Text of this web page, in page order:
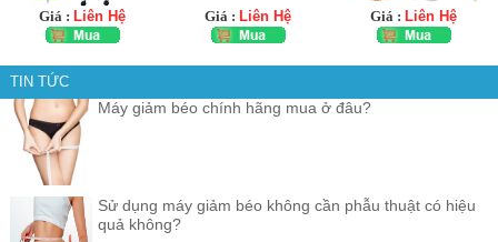
Giá :Liên Hệ Giá :Liên Hệ Giá : Liên Hệ
TIN TỨC
Máy giảm béo chính hãng mua ở đâu?
Sử dụng máy giảm béo không cần phẫu thuật có hiệu
quả không?